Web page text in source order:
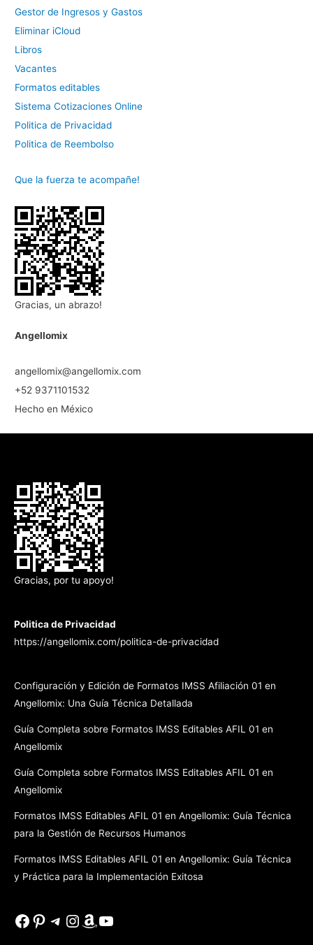
Gestor de Ingresos y Gastos
Eliminar iCloud
Libros
Vacantes
Formatos editables
Sistema Cotizaciones Online
Politica de Privacidad
Politica de Reembolso
Que la fuerza te acompañe!
Gracias, un abrazo!
Angellomix
angellomix@angellomix.com
+52 9371101532
Hecho en México
Gracias, por tu apoyo!
Politica de Privacidad
https://angellomix.com/politica-de-privacidad
Configuración y Edición de Formatos IMSS Afiliación 01 en
Angellomix: Una Guía Técnica Detallada
Guía Completa sobre Formatos IMSS Editables AFIL 01 en
Angellomix
Guía Completa sobre Formatos IMSS Editables AFIL 01 en
Angellomix
Formatos IMSS Editables AFIL 01 en Angellomix: Guía Técnica
para la Gestión de Recursos Humanos
Formatos IMSS Editables AFIL 01 en Angellomix: Guía Técnica
y Práctica para la Implementación Exitosa
Facebook
Pinterest
Telegram
Instagram
Amazon
YouTube